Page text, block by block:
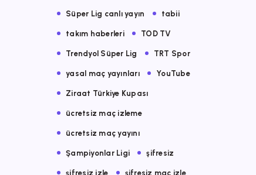
Süper Lig canlı yayın tabii
takım haberleri TOD TV
Trendyol Süper Lig TRT Spor
yasal maç yayınları YouTube
Ziraat Türkiye Kupası
ücretsiz maç izleme
ücretsiz maç yayını
Şampiyonlar Ligi şifresiz
şifresiz izle şifresiz maç izle